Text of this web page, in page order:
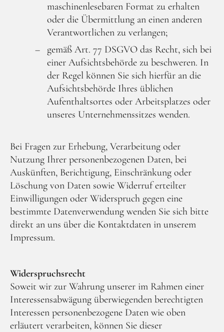
maschinenlesebaren Format zu erhalten
oder die Übermittlung an einen anderen
Verantwortlichen zu verlangen;
gemäß Art. 77 DSGVO das Recht, sich bei
einer Aufsichtsbehörde zu beschweren. In
der Regel können Sie sich hierfür an die
Aufsichtsbehörde Ihres üblichen
Aufenthaltsortes oder Arbeitsplatzes oder
unseres Unternehmenssitzes wenden.
Bei Fragen zur Erhebung, Verarbeitung oder
Nutzung Ihrer personenbezogenen Daten, bei
Auskünften, Berichtigung, Einschränkung oder
Löschung von Daten sowie Widerruf erteilter
Einwilligungen oder Widerspruch gegen eine
bestimmte Datenverwendung wenden Sie sich bitte
direkt an uns über die Kontaktdaten in unserem
Impressum.
Widerspruchsrecht
Soweit wir zur Wahrung unserer im Rahmen einer
Interessensabwägung überwiegenden berechtigten
Interessen personenbezogene Daten wie oben
erläutert verarbeiten, können Sie dieser